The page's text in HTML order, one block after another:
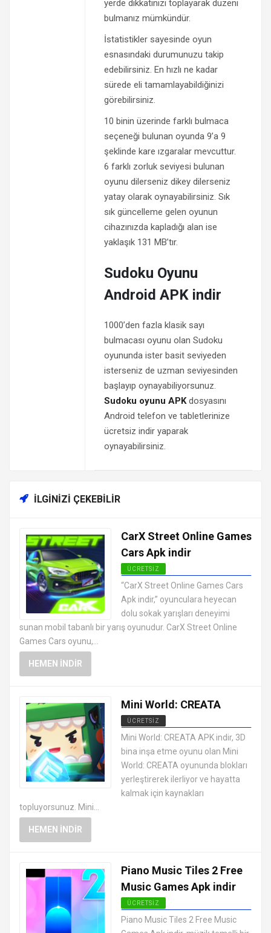
yerde dikkatinizi toplayarak düzeni
bulmanız mümkündür.
İstatistikler sayesinde oyun
esnasındaki durumunuzu takip
edebilirsiniz. En hızlı ne kadar
sürede eli tamamlayabildiğinizi
görebilirsiniz.
10 binin üzerinde farklı bulmaca
seçeneği bulunan oyunda 9’a 9
şeklinde kare ızgaralar mevcuttur.
6 farklı zorluk seviyesi bulunan
oyunu dilerseniz dikey dilerseniz
yatay olarak oynayabilirsiniz. Sık
sık güncelleme gelen oyunun
cihazınızda kapladığı alan ise
yaklaşık 131 MB’tır.
Sudoku Oyunu
Android APK indir
1000’den fazla klasik sayı
bulmacası oyunu olan Sudoku
oyununda ister basit seviyeden
isterseniz de uzman seviyesinden
başlayıp oynayabiliyorsunuz.
Sudoku oyunu APKdosyasını
Android telefon ve tabletlerinize
ücretsiz indir yaparak
oynayabilirsiniz.
İLGINIZI ÇEKEBILIR
CarX Street Online Games
Cars Apk indir
ÜCRETSIZ
EN İYI ANDROID APK OYUNLARI
ÜCRETSIZ
“CarX Street Online Games Cars
Apk indir,” oyunculara heyecan
dolu sokak yarışları deneyimi
sunan mobil tabanlı bir yarış oyunudur. CarX Street Online
Games Cars oyunu,...
HEMEN İNDIR
Mini World: CREATA
ÜCRETSIZ
EN İYI ANDROID APK OYUNLARI
ÜCRETSIZ
Mini World: CREATA APK indir, 3D
bina inşa etme oyunu olan Mini
World: CREATA oyununda blokları
yerleştirerek ilerliyor ve hayatta
kalmak için kaynakları
topluyorsunuz. Mini...
HEMEN İNDIR
Piano Music Tiles 2 Free
Music Games Apk indir
ÜCRETSIZ
EN İYI ANDROID APK OYUNLARI
ÜCRETSIZ
Piano Music Tiles 2 Free Music